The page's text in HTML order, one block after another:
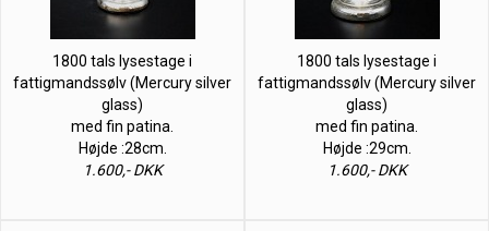
1800 tals lysestage i
fattigmandssølv (Mercury silver
glass)
med fin patina.
Højde :28cm.
1.600,- DKK
1800 tals lysestage i
fattigmandssølv (Mercury silver
glass)
med fin patina.
Højde :29cm.
1.600,- DKK